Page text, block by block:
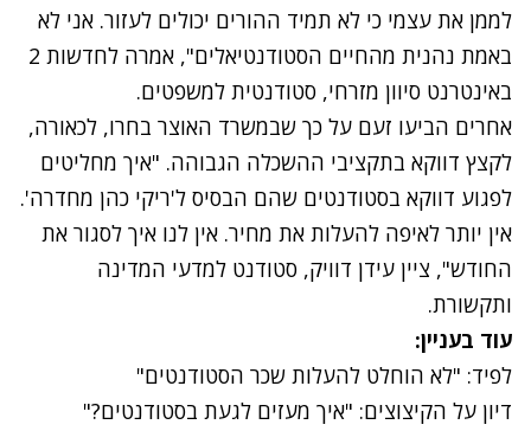
לממן את עצמי כי לא תמיד ההורים יכולים לעזור. אני לא
באמת נהנית מהחיים הסטודנטיאלים", אמרה לחדשות 2
באינטרנט סיוון מזרחי, סטודנטית למשפטים.
אחרים הביעו זעם על כך שבמשרד האוצר בחרו, לכאורה,
לקצץ דווקא בתקציבי ההשכלה הגבוהה. "איך מחליטים
לפגוע דווקא בסטודנטים שהם הבסיס ל'ריקי כהן מחדרה'.
אין יותר לאיפה להעלות את מחיר. אין לנו איך לסגור את
החודש", ציין עידן דוויק, סטודנט למדעי המדינה
ותקשורת.
עוד בעניין:
לפיד: "לא הוחלט להעלות שכר הסטודנטים"
דיון על הקיצוצים: "איך מעזים לגעת בסטודנטים?"